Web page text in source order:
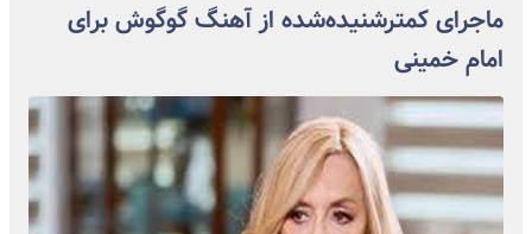
ماجرای کمترشنیده‌شده از آهنگ گوگوش برای
امام خمینی